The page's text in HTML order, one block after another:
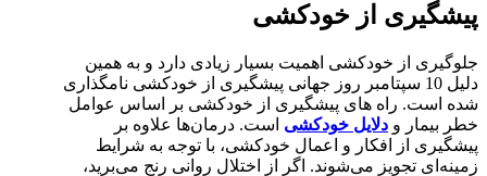
پیشگیری از خودکشی
جلوگیری از خودکشی اهمیت بسیار زیادی دارد و به همین
دلیل 10 سپتامبر روز جهانی پیشگیری از خودکشی نامگذاری
شده است. راه های پیشگیری از خودکشی بر اساس عوامل
خطر بیمار و دلایل خودکشی است. درمان‌ها علاوه بر
پیشگیری از افکار و اعمال خودکشی، با توجه به شرایط
زمینه‌ای تجویز می‌شوند. اگر از اختلال روانی رنج می‌برید،